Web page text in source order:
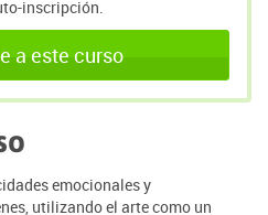
inscripción.
a este curso
emocionales y
utilizando el arte como un